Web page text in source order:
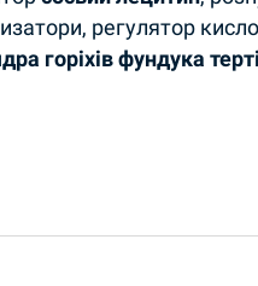
регулятор
горіхів фундука